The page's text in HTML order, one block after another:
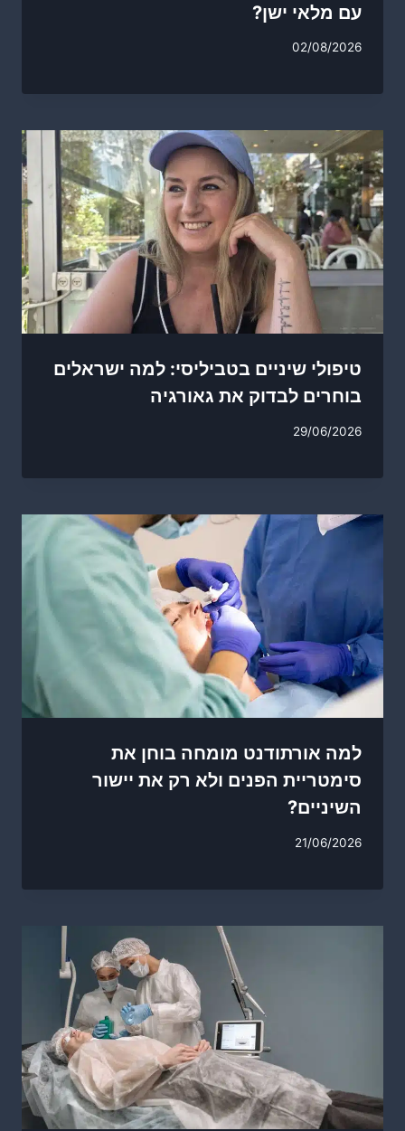
עם מלאי ישן?
02/08/2026
טיפולי שיניים בטביליסי: למה ישראלים
בוחרים לבדוק את גאורגיה
29/06/2026
למה אורתודנט מומחה בוחן את
סימטריית הפנים ולא רק את יישור
השיניים?
21/06/2026